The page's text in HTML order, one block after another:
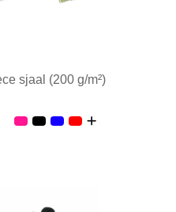
sjaal (200 g/m²)
14